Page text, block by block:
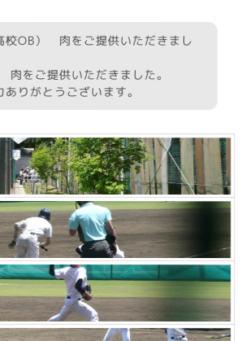
校OB） 肉をご提供いただきまし
をご提供いただきました。
りがとうございます。